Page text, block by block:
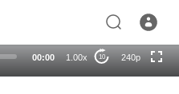
00:00 1.00x 10 240p
auto